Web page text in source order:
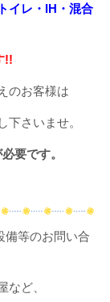
イレ・IH・混合
!!
のお客様は
下さいませ。
要です。
備等のお問い合
など、